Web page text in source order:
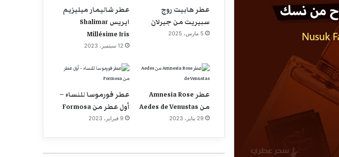
عطر هابيت روج
سبيريت من جيرلان
5 مارس، 2025
عطر شاليمار ميليزيم
ايريس Shalimar
Millésime Iris
12 سبتمبر، 2023
عطر Amnesia Rose
من Aedes de Venustas
29 يناير، 2023
عطر فورموسا للنساء –
أول عطر من Formosa
9 فبراير، 2023